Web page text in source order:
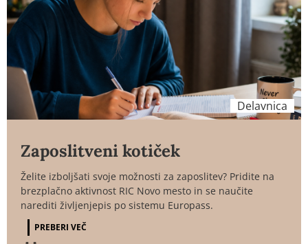
Delavnica
Zaposlitveni kotiček
Želite izboljšati svoje možnosti za zaposlitev? Pridite na
brezplačno aktivnost RIC Novo mesto in se naučite
narediti življenjepis po sistemu Europass.
PREBERI VEČ